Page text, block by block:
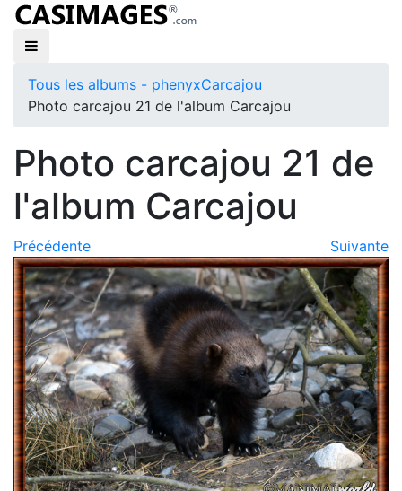
Tous les albums - phenyxCarcajou
Photo carcajou 21 de l'album Carcajou
Photo carcajou 21 de
l'album Carcajou
Précédente Suivante